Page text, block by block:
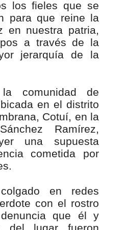
los fieles que se
para que reine la
en nuestra patria,
a través de la
jerarquía de la
comunidad de
en el distrito
Cotuí, en la
Ramírez,
una supuesta
cometida por
en redes
con el rostro
denuncia que él y